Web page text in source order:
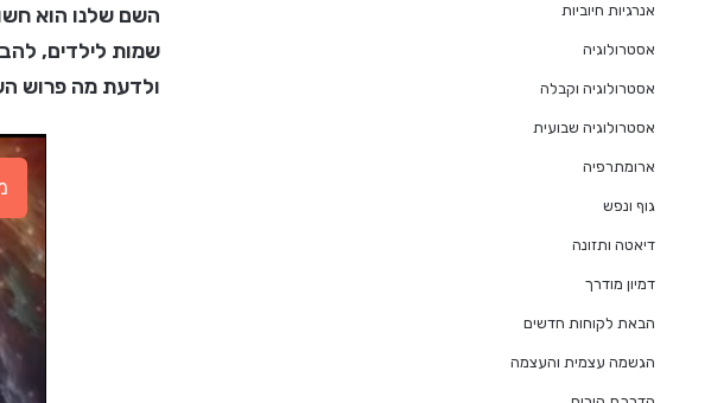
השם שלנו הוא
שמות לילדים,
ולדעת מה פרוש
אנרגיות חיוביות
אסטרולוגיה
אסטרולוגיה וקבלה
אסטרולוגיה שבועית
ארומתרפיה
גוף ונפש
דיאטה ותזונה
דמיון מודרך
הבאת לקוחות חדשים
הגשמה עצמית והעצמה